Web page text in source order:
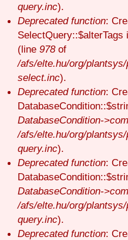
query.inc).
Deprecated function:
(line 978of
/afs/elte.hu/org/
select.inc).
Deprecated function:
DatabaseCondition-
/afs/elte.hu/org/
query.inc).
Deprecated function:
DatabaseCondition-
/afs/elte.hu/org/
query.inc).
Deprecated function: